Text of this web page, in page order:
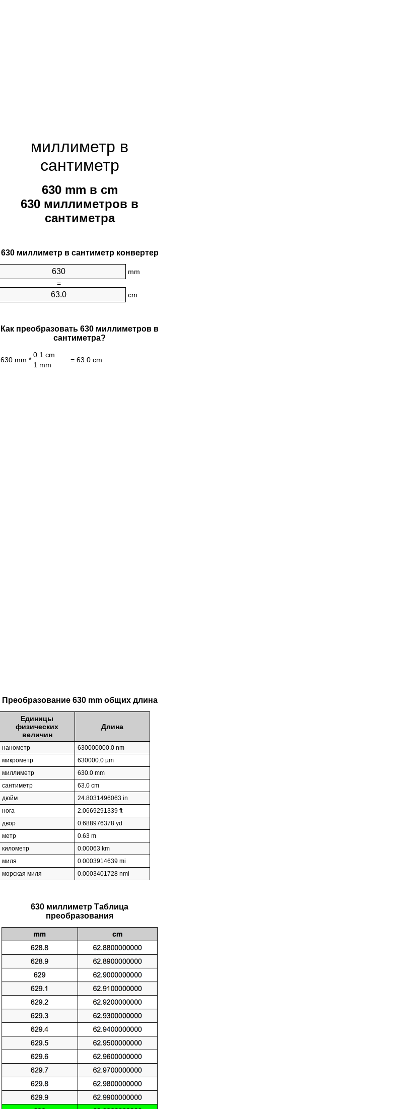
миллиметр в
сантиметр
630 mm в cm
630 миллиметров в
сантиметра
630 миллиметр в сантиметр конвертер
mm
=
cm
Как преобразовать 630 миллиметров в
сантиметра?
630 mm *
0.1 cm
= 63.0 cm
1 mm
Преобразование 630 mm общих длина
Единицы
физических
величин
Длина
нанометр
630000000.0 nm
микрометр
630000.0 µm
миллиметр
630.0 mm
сантиметр
63.0 cm
дюйм
24.8031496063 in
нога
2.0669291339 ft
двор
0.688976378 yd
метр
0.63 m
километр
0.00063 km
миля
0.0003914639 mi
морская миля
0.0003401728 nmi
630 миллиметр Таблица
преобразования